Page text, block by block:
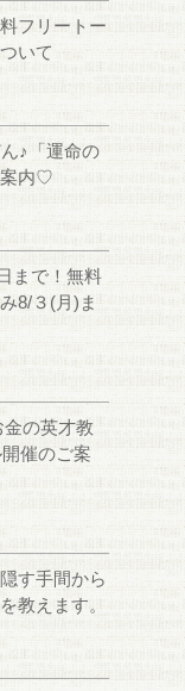
フリートー
いて
♪「運命の
案内♡
まで！無料
8/３(月)ま
金の英才教
催のご案
す手間から
教えます。